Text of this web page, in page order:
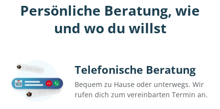
Persönliche Beratung, wie
und wo du willst
Telefonische Beratung
Bequem zu Hause oder unterwegs. Wir
rufen dich zum vereinbarten Termin an.